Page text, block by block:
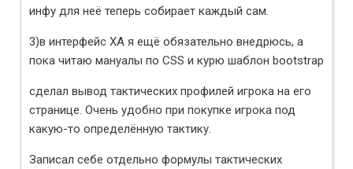
инфу для неё теперь собирает каждый сам.
3)в интерфейс ХА я ещё обязательно внедрюсь, а
пока читаю мануалы по CSS и курю шаблон bootstrap
сделал вывод тактических профилей игрока на его
странице. Очень удобно при покупке игрока под
какую-то определённую тактику.
Записал себе отдельно формулы тактических